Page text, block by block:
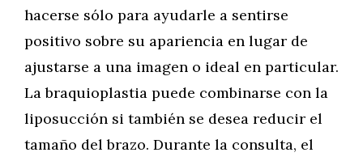
hacerse sólo para ayudarle a sentirse
positivo sobre su apariencia en lugar de
ajustarse a una imagen o ideal en particular.
La braquioplastia puede combinarse con la
liposucción si también se desea reducir el
tamaño del brazo. Durante la consulta, el